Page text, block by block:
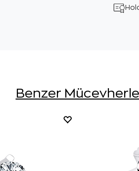
Benzer